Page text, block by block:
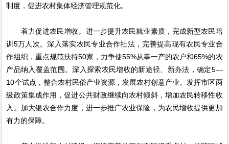
制度，促进农村集体经济管理规范化。
着力促进农民增收。进一步提升农民就业素质，完成新型农民培
训5万人次。深入落实农民专业合作社法，完善提高现有农民专业合
作组织，重点规范扶持50家，力争使55%从事一产的农户和65%的农
产品纳入覆盖范围。深入探索农民增收的新途径、新办法，确定5—
10个试点，整合农村民俗产业资源，发展农村创意产业。发挥市区两
级政策集成作用，促进公共财政继续向农村倾斜，增加农民转移性收
入。加大银农合作力度，进一步推广农业保险，为农民增收提供更加
有力的保障。